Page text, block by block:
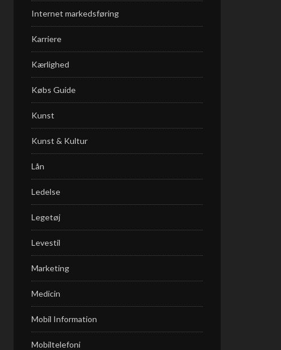
Internet markedsføring
Karriere
Kærlighed
Købs Guide
Kunst
Kunst & Kultur
Lån
Ledelse
Legetøj
Levestil
Marketing
Medicin
Mobil Information
Mobiltelefoni